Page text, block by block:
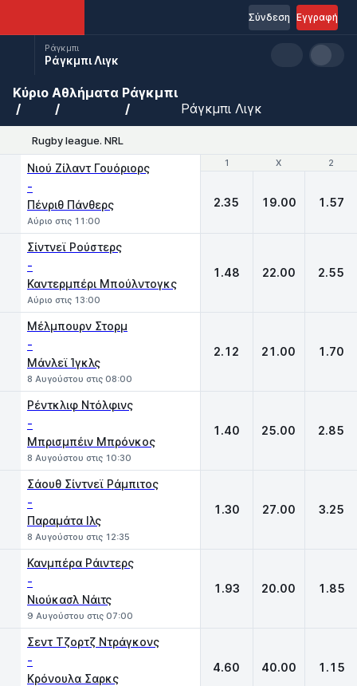
Εγγραφή
Σύνδεση
Ράγκμπι
Ράγκμπι Λιγκ
Κύριο Αθλήματα Ράγκμπι
Ράγκμπι Λιγκ
Rugby league. NRL
1 X 2
Νιού Ζίλαντ Γουόριορς
-
Πένριθ Πάνθερς
Αύριο στις 11:00
1 X 2
2.35 19.00 1.57
Σίντνεϊ Ρούστερς
-
Καντερμπέρι Μπούλντογκς
Αύριο στις 13:00
1.48 22.00 2.55
Μέλμπουρν Στορμ
-
Μάνλεϊ Ίγκλς
8 Αυγούστου στις 08:00
2.12 21.00 1.70
Ρέντκλιφ Ντόλφινς
-
Μπρισμπέιν Μπρόνκος
8 Αυγούστου στις 10:30
1.40 25.00 2.85
Σάουθ Σίντνεϊ Ράμπιτος
-
Παραμάτα Iλς
8 Αυγούστου στις 12:35
1.30 27.00 3.25
Κανμπέρα Ράιντερς
-
Νιούκασλ Νάιτς
9 Αυγούστου στις 07:00
1.93 20.00 1.85
Σεντ Τζορτζ Ντράγκονς
-
Κρόνουλα Σαρκς
4.60 40.00 1.15